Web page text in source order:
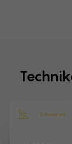
Dimensions